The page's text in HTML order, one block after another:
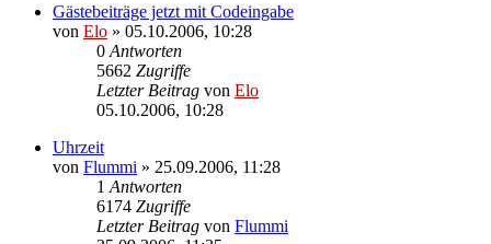
Gästebeiträge jetzt mit Codeingabe
von Elo » 05.10.2006, 10:28
0 Antworten
5662 Zugriffe
Letzter Beitrag von Elo
05.10.2006, 10:28
Uhrzeit
von Flummi » 25.09.2006, 11:28
1 Antworten
6174 Zugriffe
Letzter Beitrag von Flummi